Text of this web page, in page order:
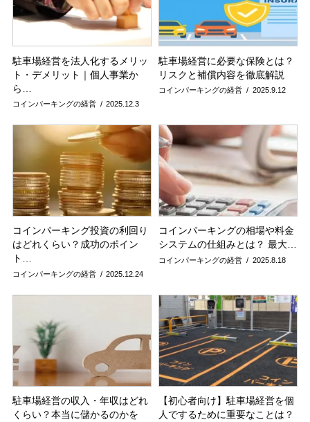
駐車場経営を法人化するメリッ
ト・デメリット｜個人事業か
ら…
2025.12.3
コインパーキングの経営
駐車場経営に必要な保険とは？
リスクと補償内容を徹底解説
2025.9.12
コインパーキングの経営
コインパーキング投資の利回り
はどれくらい？成功のポイン
ト…
2025.12.24
コインパーキングの経営
コインパーキングの相場や料金
システムの仕組みとは？ 最大…
2025.8.18
コインパーキングの経営
駐車場経営の収入・年収はどれ
くらい？本当に儲かるのかを
【初心者向け】駐車場経営を個
人でするために重要なことは？